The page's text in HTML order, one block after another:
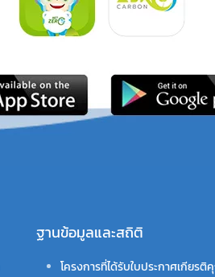
ฐานข้อมูลและสถิติ
โครงการที่ได้รับใบประกาศเกียร